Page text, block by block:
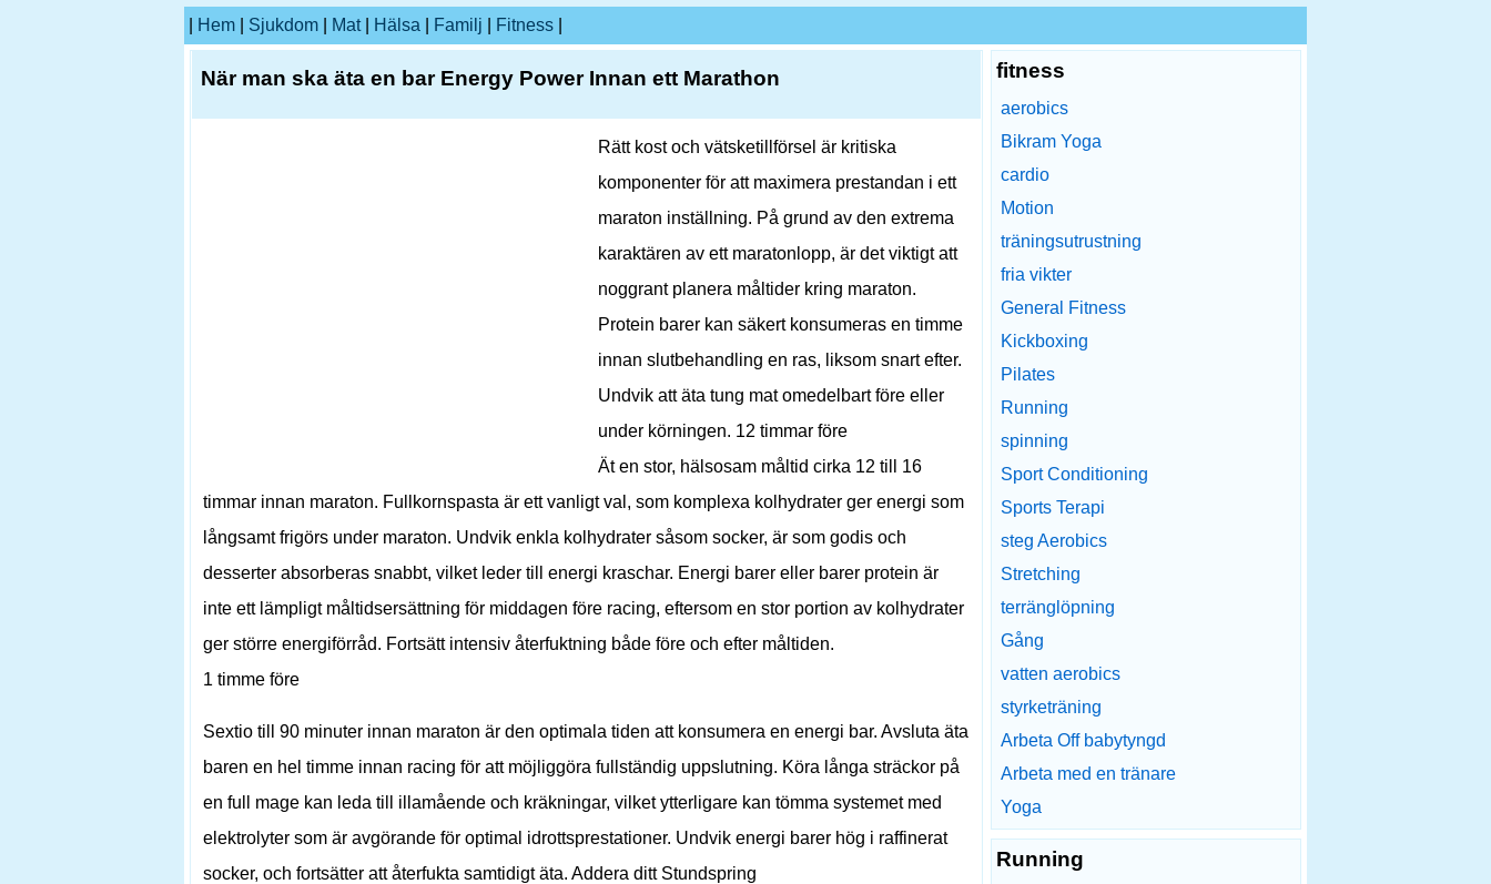
Hem Sjukdom Mat| Hälsa Familj Fitness
När man ska äta en bar Energy Power Innan ett Marathon
Rätt kost och vätsketillförsel är kritiska
komponenter för att maximera prestandan i ett
maraton inställning. På grund av den extrema
karaktären av ett maratonlopp, är det viktigt att
noggrant planera måltider kring maraton.
Protein barer kan säkert konsumeras en timme
innan slutbehandling en ras, liksom snart efter.
Undvik att äta tung mat omedelbart före eller
under körningen. 12 timmar före
Ät en stor, hälsosam måltid cirka 12 till 16
timmar innan maraton. Fullkornspasta är ett vanligt val, som komplexa kolhydrater ger energi som
långsamt frigörs under maraton. Undvik enkla kolhydrater såsom socker, är som godis och
desserter absorberas snabbt, vilket leder till energi kraschar. Energi barer eller barer protein är
inte ett lämpligt måltidsersättning för middagen före racing, eftersom en stor portion av kolhydrater
ger större energiförråd. Fortsätt intensiv återfuktning både före och efter måltiden.
1 timme före
Sextio till 90 minuter innan maraton är den optimala tiden att konsumera en energi bar. Avsluta äta
baren en hel timme innan racing för att möjliggöra fullständig uppslutning. Köra långa sträckor på
en full mage kan leda till illamående och kräkningar, vilket ytterligare kan tömma systemet med
elektrolyter som är avgörande för optimal idrottsprestationer. Undvik energi barer hög i raffinerat
socker, och fortsätter att återfukta samtidigt äta. Addera ditt Stundspring
fitness
aerobics
Bikram Yoga
cardio
Motion
träningsutrustning
fria vikter
General Fitness
Kickboxing
Pilates
Running
spinning
Sport Conditioning
Sports Terapi
steg Aerobics
Stretching
terränglöpning
Gång
vatten aerobics
styrketräning
Arbeta Off babytyngd
Arbeta med en tränare
Yoga
Running